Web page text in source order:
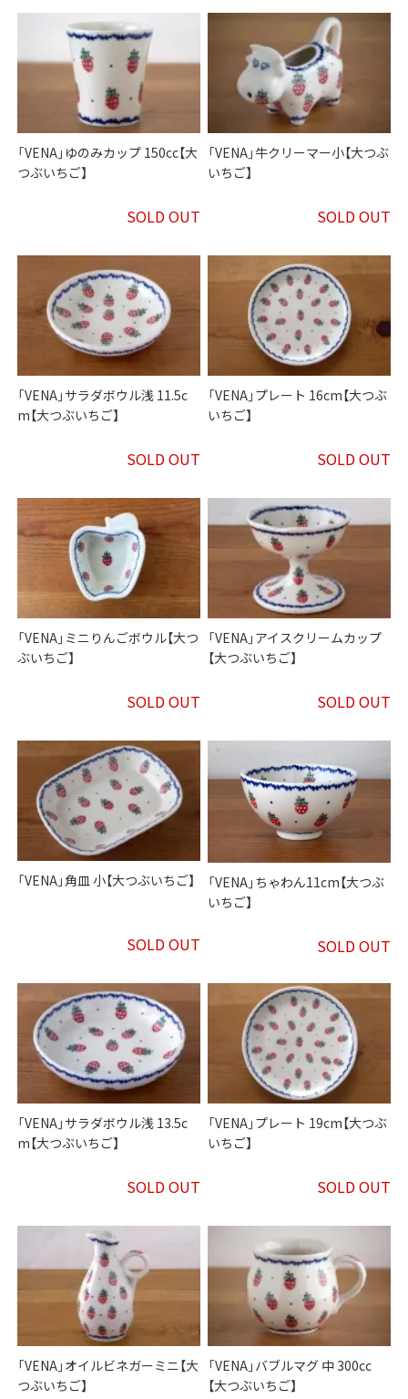
「VENA」ゆのみカップ 150cc【大
つぶいちご】
SOLD OUT
「VENA」牛クリーマー小【大つぶ
いちご】
SOLD OUT
「VENA」サラダボウル浅 11.5c
m【大つぶいちご】
SOLD OUT
「VENA」プレート 16cm【大つぶ
いちご】
SOLD OUT
「VENA」ミニりんごボウル【大つ
ぶいちご】
SOLD OUT
「VENA」アイスクリームカップ
【大つぶいちご】
SOLD OUT
「VENA」角皿 小【大つぶいちご】
SOLD OUT
「VENA」ちゃわん11cm【大つぶ
いちご】
SOLD OUT
「VENA」サラダボウル浅 13.5c
m【大つぶいちご】
SOLD OUT
「VENA」プレート 19cm【大つぶ
いちご】
SOLD OUT
「VENA」オイルビネガーミニ【大
つぶいちご】
「VENA」バブルマグ 中 300cc
【大つぶいちご】